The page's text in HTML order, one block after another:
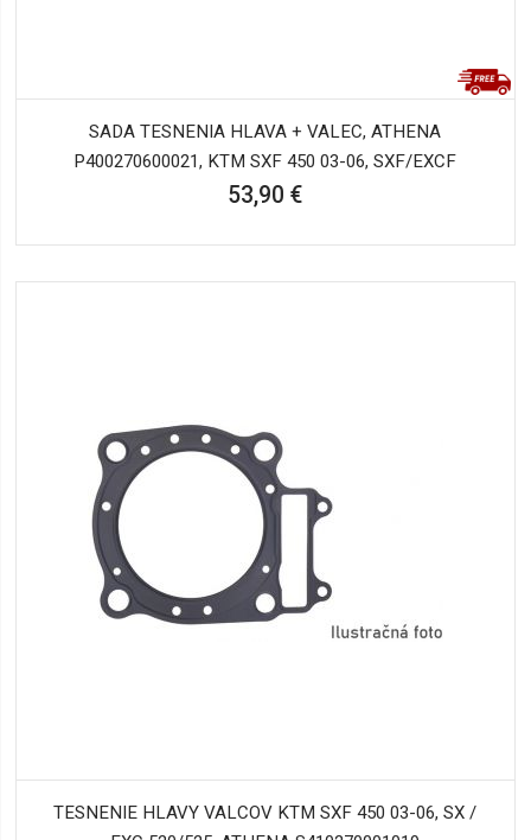
SADA TESNENIA HLAVA + VALEC, ATHENA
P400270600021, KTM SXF 450 03-06, SXF/EXCF
53,90 €
TESNENIE HLAVY VALCOV KTM SXF 450 03-06, SX /